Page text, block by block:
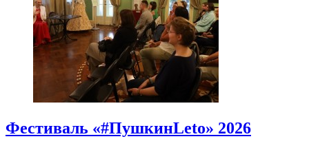
Фестиваль «#ПушкинLeto» 2026